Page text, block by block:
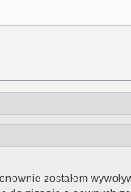
zostałem